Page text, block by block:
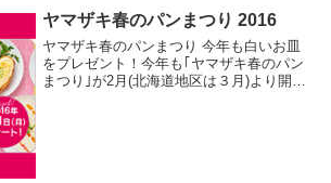
イートして応募すると、抽選で1,500名様
にサントリー プレモル マスターズドリー
ム６本セットが当たります。
ヤマザキ春のパンまつり 2016
ヤマザキ春のパンまつり 今年も白いお皿
をプレゼント！今年も｢ヤマザキ春のパン
まつり｣が2月(北海道地区は３月)より開始